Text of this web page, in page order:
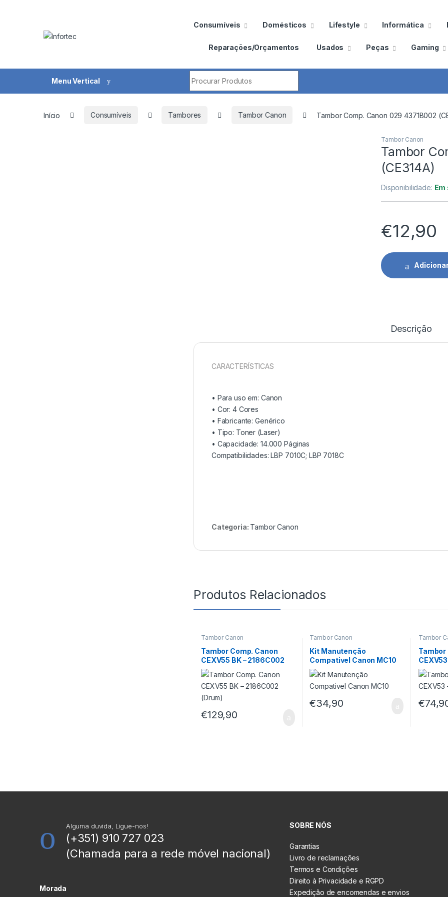
Consumíveis Domésticos Lifestyle Informática
Reparações/Orçamentos Usados Peças Gaming
Menu Vertical
Início Consumíveis Tambores Tambor Canon Tambor Comp. Canon 029 4371B002
Tambor Canon
Tambor
(CE314A)
Disponibilidade:
€12,90
Descrição
CARACTERÍSTICAS
• Para uso em: Canon
• Cor:4 Cores
• Fabricante:Genérico
• Tipo: Toner (Laser)
• Capacidade:14.000 Páginas
Compatibilidades: LBP 7010C; LBP 7018C
Categoria: Tambor Canon
Produtos Relacionados
Tambor Canon
Tambor Comp. Canon
CEXV55 BK – 2186C002
(Drum)
€129,90
Tambor Canon
Kit Manutenção
Compativel Canon MC10
€34,90
Tambor
Tambor
(Drum)
€
Alguma duvida, Ligue-nos!
(+351) 910 727 023
(Chamada para a rede móvel nacional)
Morada
SOBRE NÓS
Garantias
Livro de reclamações
Termos e Condições
Direito à Privacidade e RGPD
Expedição de encomendas e envios